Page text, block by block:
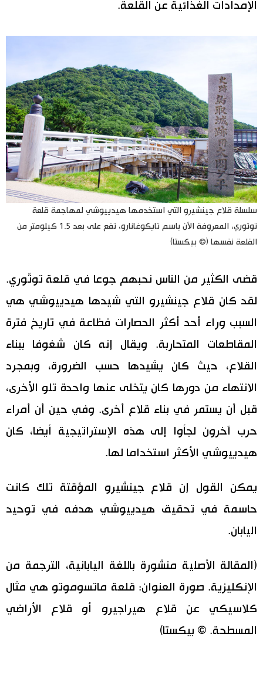
الإمدادات الغذائية عن القلعة.
سلسلة قلاع جينشيرو التي استخدمها هيدييوشي لمهاجمة قلعة
توتوري، المعروفة الآن باسم تايكوغانارو، تقع على بعد 1.5 كيلومتر من
القلعة نفسها (© بيكستا)
قضى الكثير من الناس نحبهم جوعا في قلعة توتّوري.
لقد كان قلاع جينشيرو التي شيدها هيدييوشي هي
السبب وراء أحد أكثر الحصارات فظاعة في تاريخ فترة
المقاطعات المتحاربة. ويقال إنه كان شغوفا ببناء
القلاع، حيث كان يشيدها حسب الضرورة، وبمجرد
الانتهاء من دورها كان يتخلى عنها واحدة تلو الأخرى،
قبل أن يستمر في بناء قلاع أخرى. وفي حين أن أمراء
حرب آخرون لجأوا إلى هذه الإستراتيجية أيضا، كان
هيدييوشي الأكثر استخداما لها.
يمكن القول إن قلاع جينشيرو المؤقتة تلك كانت
حاسمة في تحقيق هيدييوشي هدفه في توحيد
اليابان.
(المقالة الأصلية منشورة باللغة اليابانية، الترجمة من
الإنكليزية. صورة العنوان: قلعة ماتسوموتو هي مثال
كلاسيكي عن قلاع هيراجيرو أو قلاع الأراضي
المسطحة. © بيكستا)